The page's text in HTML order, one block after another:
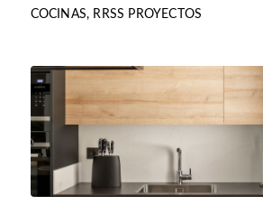
COCINAS, RRSS PROYECTOS